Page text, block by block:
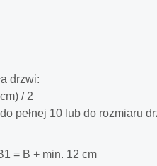
drzwi:
/ 2
pełnej 10 lub do rozmiaru
= B + min. 12 cm